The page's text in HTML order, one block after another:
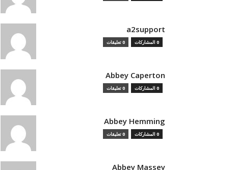
a2support
0 المشاركات 0 تعليقات
Abbey Caperton
0 المشاركات 0 تعليقات
Abbey Hemming
0 المشاركات 0 تعليقات
Abbey Massey